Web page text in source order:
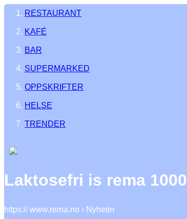
RESTAURANT
KAFÉ
BAR
SUPERMARKED
OPPSKRIFTER
HELSE
TRENDER
Laktosefri is rema 1000
https:// www.rema.no › Nyheter